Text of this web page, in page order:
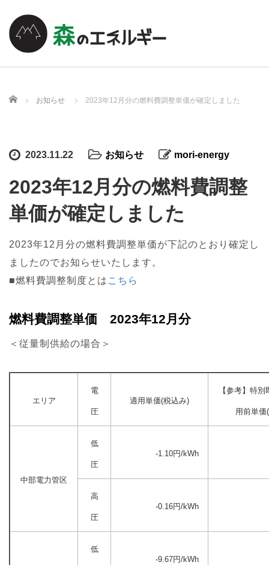
ホーム お知らせ 2023年12月分の燃料費調整単価が確定しました
2023.11.22 お知らせ mori-energy
2023年12月分の燃料費調整
単価が確定しました
2023年12月分の燃料費調整単価が下記のとおり確定し
ましたのでお知らせいたします。
■燃料費調整制度とは こちら
燃料費調整単価 2023年12月分
＜従量制供給の場合＞
エリア
電
圧
適用単価(税込み)
【参考】特
用前単価
中部電力管区
低
圧
-1.10円/kWh
高
圧
-0.16円/kWh
低
-9.67円/kWh